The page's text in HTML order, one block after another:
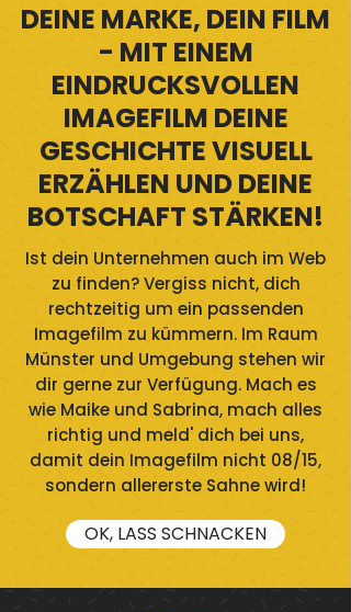
DEINE MARKE, DEIN FILM
- MIT EINEM
EINDRUCKSVOLLEN
IMAGEFILM DEINE
GESCHICHTE VISUELL
ERZÄHLEN UND DEINE
BOTSCHAFT STÄRKEN!
Ist dein Unternehmen auch im Web
zu finden? Vergiss nicht, dich
rechtzeitig um ein passenden
Imagefilm zu kümmern. Im Raum
Münster und Umgebung stehen wir
dir gerne zur Verfügung. Mach es
wie Maike und Sabrina, mach alles
richtig und meld' dich bei uns,
damit dein Imagefilm nicht 08/15,
sondern allererste Sahne wird!
OK, LASS SCHNACKEN